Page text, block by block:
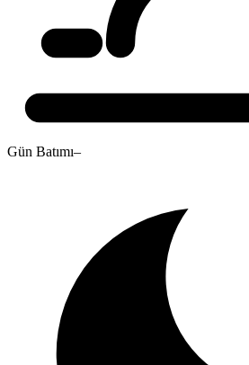
Gün Batımı–